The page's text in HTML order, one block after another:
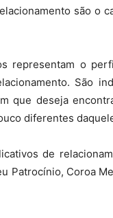
são o
representam o
São
que deseja
diferentes
de
Patrocínio, Coroa